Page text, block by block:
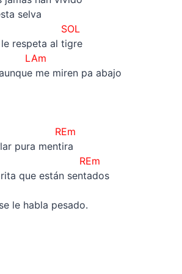
selva
respeta al tigre
me miren pa abajo
pura mentira
que están sentados
le habla pesado.